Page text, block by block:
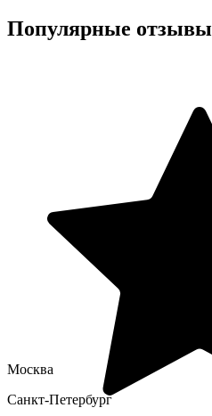
Популярные отзывы
Москва
Санкт-Петербург